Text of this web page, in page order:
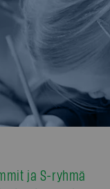
ja S-ryhmä